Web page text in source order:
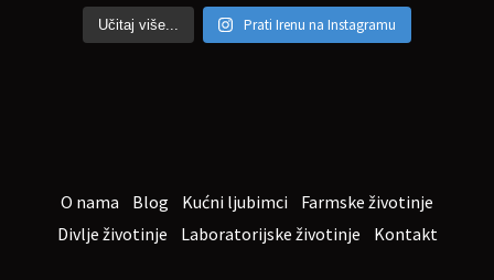
Učitaj više... Prati Irenu na Instagramu
O nama Blog Kućni ljubimci
Farmske životinje
Divlje životinje
Laboratorijske životinje Kontakt